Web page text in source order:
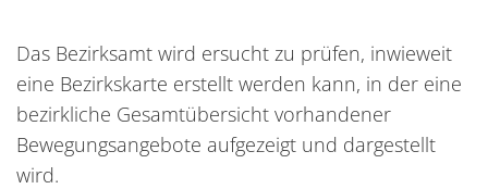
Das Bezirksamt wird ersucht zu prüfen, inwieweit
eine Bezirkskarte erstellt werden kann, in der eine
bezirkliche Gesamtübersicht vorhandener
Bewegungsangebote aufgezeigt und dargestellt
wird.